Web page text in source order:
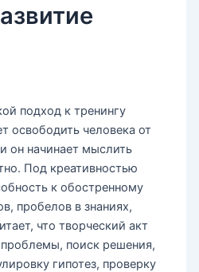
подход к тренингу
освободить человека от
он начинает мыслить
Под креативностью
к обостренному
пробелов в знаниях,
что творческий акт
проблемы, поиск решения,
гипотез, проверку